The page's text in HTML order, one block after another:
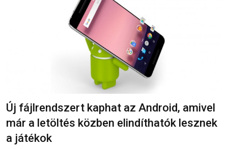
Új fájlrendszert kaphat az Android, amivel
már a letöltés közben elindíthatók lesznek
a játékok